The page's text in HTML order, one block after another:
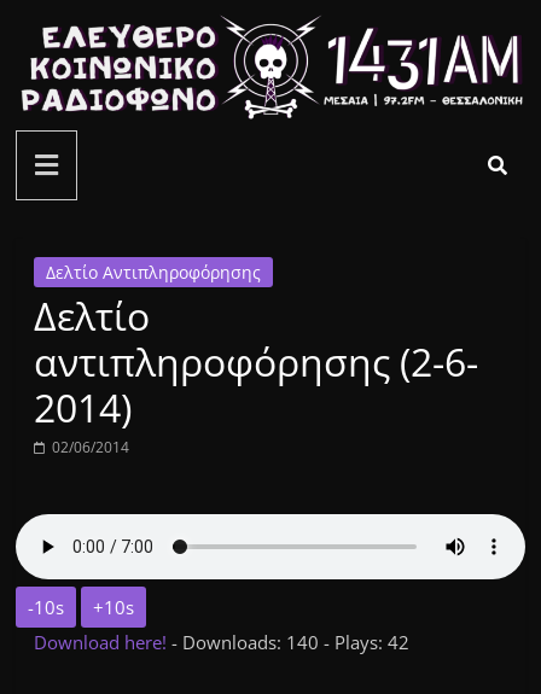
περιεχόμενο
ελεύθερο
κοινωνικό
ραδιόφωνο
1431AM
Δελτίο Αντιπληροφόρησης
Δελτίο
αντιπληροφόρησης (2-6-
2014)
02/06/2014
-10s
+10s
Download here!- Downloads: 140 - Plays: 42